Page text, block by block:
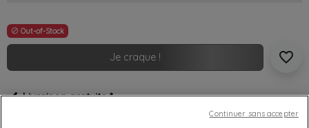
 Out-of-Stock
Je craque ! favorite_border
Livraison gratuite *
Continuer sans accepter